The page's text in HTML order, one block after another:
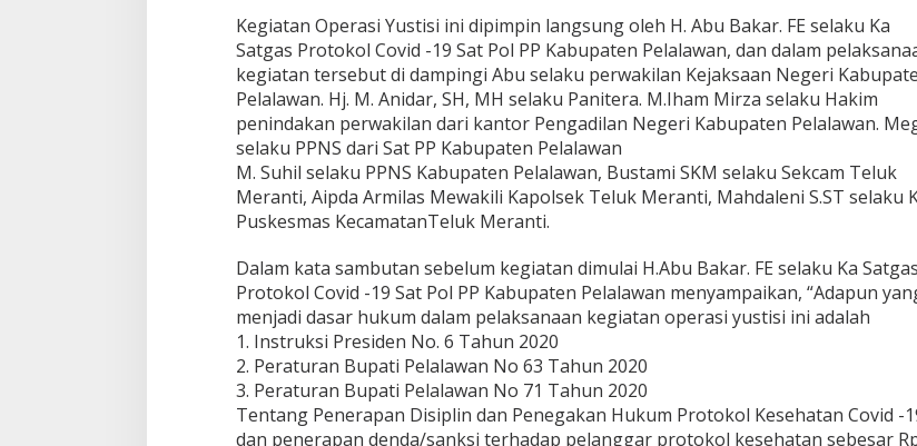
l
u
k
M
e
r
a
n
t
i
E
a
m
O
r
a
n
T
e
r
Kegiatan Operasi Yustisi ini dipimpin langsung oleh H. Abu Bakar. FE selaku Ka
Satgas Protokol Covid -19 Sat Pol PP Kabupaten Pelalawan, dan dalam
kegiatan tersebut di dampingi Abu selaku perwakilan Kejaksaan Negeri
Pelalawan. Hj. M. Anidar, SH, MH selaku Panitera. M.Iham Mirza selaku Hakim
penindakan perwakilan dari kantor Pengadilan Negeri Kabupaten Pelalawan.
selaku PPNS dari Sat PP Kabupaten Pelalawan
M. Suhil selaku PPNS Kabupaten Pelalawan, Bustami SKM selaku Sekcam Teluk
Meranti, Aipda Armilas Mewakili Kapolsek Teluk Meranti, Mahdaleni S.ST selaku
Puskesmas KecamatanTeluk Meranti.
Dalam kata sambutan sebelum kegiatan dimulai H.Abu Bakar. FE selaku Ka Satgas
Protokol Covid -19 Sat Pol PP Kabupaten Pelalawan menyampaikan, “Adapun
menjadi dasar hukum dalam pelaksanaan kegiatan operasi yustisi ini adalah
1. Instruksi Presiden No. 6 Tahun 2020
2. Peraturan Bupati Pelalawan No 63 Tahun 2020
3. Peraturan Bupati Pelalawan No 71 Tahun 2020
Tentang Penerapan Disiplin dan Penegakan Hukum Protokol Kesehatan Covid -
dan penerapan denda/sanksi terhadap pelanggar protokol kesehatan sebesar
Ini Dia Hubungan Partai
dengan Gerindra